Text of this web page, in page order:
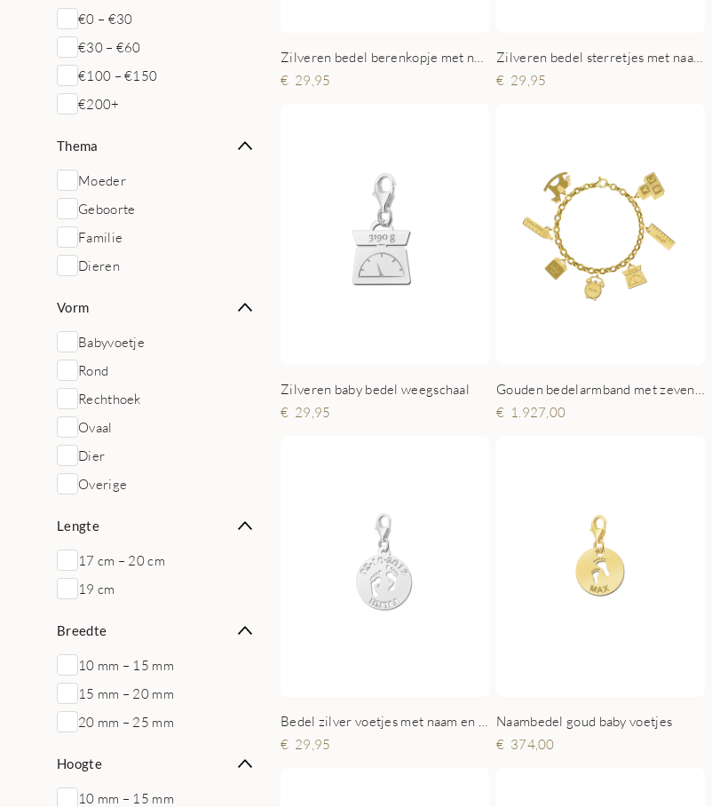
€0 – €30
€30 – €60
€100 – €150
€200+
Thema
Moeder
Geboorte
Familie
Dieren
Vorm
Babyvoetje
Rond
Rechthoek
Ovaal
Dier
Overige
Lengte
17 cm – 20 cm
19 cm
Breedte
10 mm – 15 mm
15 mm – 20 mm
20 mm – 25 mm
Hoogte
10 mm – 15 mm
29,95
Zilveren bedel sterretjes met naam en datum
29,95
Zilveren baby bedel weegschaal
29,95
1.927,00
29,95
Naambedel goud baby voetjes
374,00